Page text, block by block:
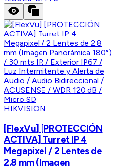
HIKVISION
[FlexVu] [PROTECCIÓN
ACTIVA] Turret IP 4
Megapixel / 2 Lentes de
2.8 mm (Imagen